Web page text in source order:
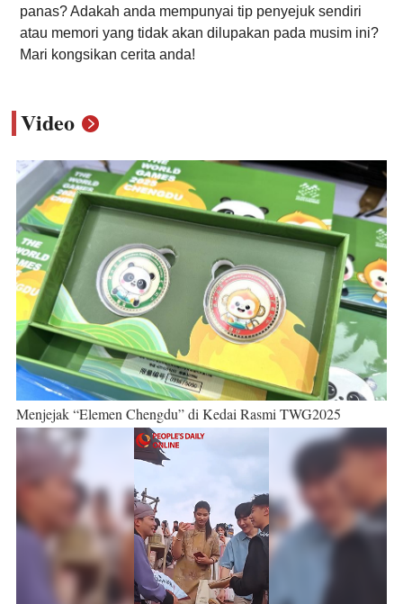
panas? Adakah anda mempunyai tip penyejuk sendiri
atau memori yang tidak akan dilupakan pada musim ini?
Mari kongsikan cerita anda!
Video
Menjejak “Elemen Chengdu” di Kedai Rasmi TWG2025